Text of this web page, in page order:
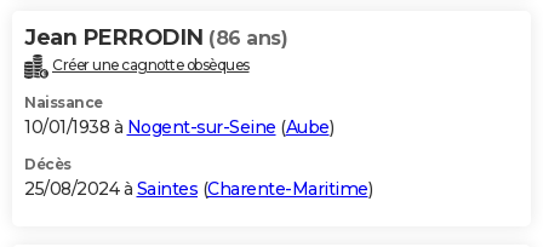
Jean PERRODIN (86 ans)
Créer une cagnotte obsèques
Naissance
10/01/1938 à Nogent-sur-Seine (Aube)
Décès
25/08/2024 à Saintes (Charente-Maritime)